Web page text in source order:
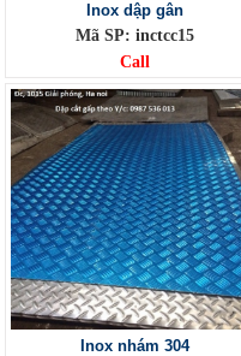
Inox dập gân
Mã SP: inctcc15
Call
Inox nhám 304